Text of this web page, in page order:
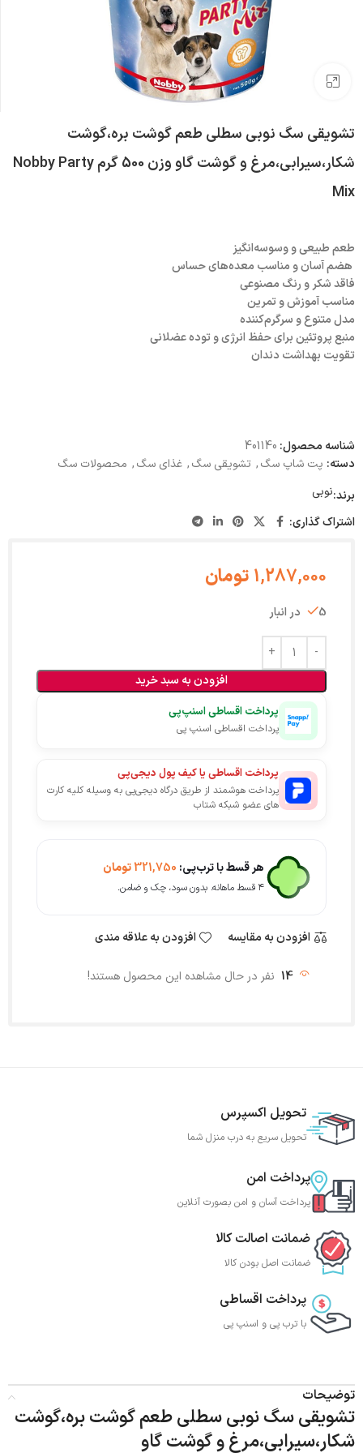
بزرگنمایی تصویر
تشویقی سگ نوبی سطلی طعم گوشت بره،گوشت
شکار،سیرابی،مرغ و گوشت گاو وزن 500 گرم Nobby Party
Mix
طعم طبیعی و وسوسه‌انگیز
هضم آسان و مناسب معده‌های حساس
فاقد شکر و رنگ مصنوعی
مناسب آموزش و تمرین
مدل متنوع و سرگرم‌کننده
منبع پروتئین برای حفظ انرژی و توده عضلانی
تقویت بهداشت دندان‌
شناسه محصول: 401140
دسته: پت شاپ سگ, تشویقی سگ, غذای سگ, محصولات سگ
برند:نوبی
اشتراک گذاری:
1,287,000 تومان
5 در انبار
افزودن به سبد خرید
پرداخت اقساطی اسنپ‌پی
پرداخت اقساطی اسنپ پی
پرداخت اقساطی یا کیف پول دیجی‌پی
پرداخت هوشمند از طریق درگاه دیجی‌پی به وسیله کلیه کارت
های عضو شبکه شتاب
هر قسط با ترب‌پی: 321,750تومان
۴ قسط ماهانه. بدون سود، چک و ضامن.
افزودن به مقایسه افزودن به علاقه مندی
14 نفر در حال مشاهده این محصول هستند!
تحویل اکسپرس
تحویل سریع به درب منزل شما
پرداخت امن
پرداخت آسان و امن بصورت آنلاین
ضمانت اصالت کالا
ضمانت اصل بودن کالا
پرداخت اقساطی
با ترب‌ پی و اسنپ پی
توضیحات
تشویقی سگ نوبی سطلی طعم گوشت بره،گوشت
شکار،سیرابی،مرغ و گوشت گاو